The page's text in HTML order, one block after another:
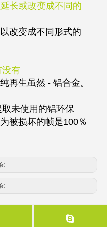
长或改变成不同的
改变成不同形式的
没有
再生虽然 - 铝合金。
未使用的铝环保
被损坏的帧是100％
:
: